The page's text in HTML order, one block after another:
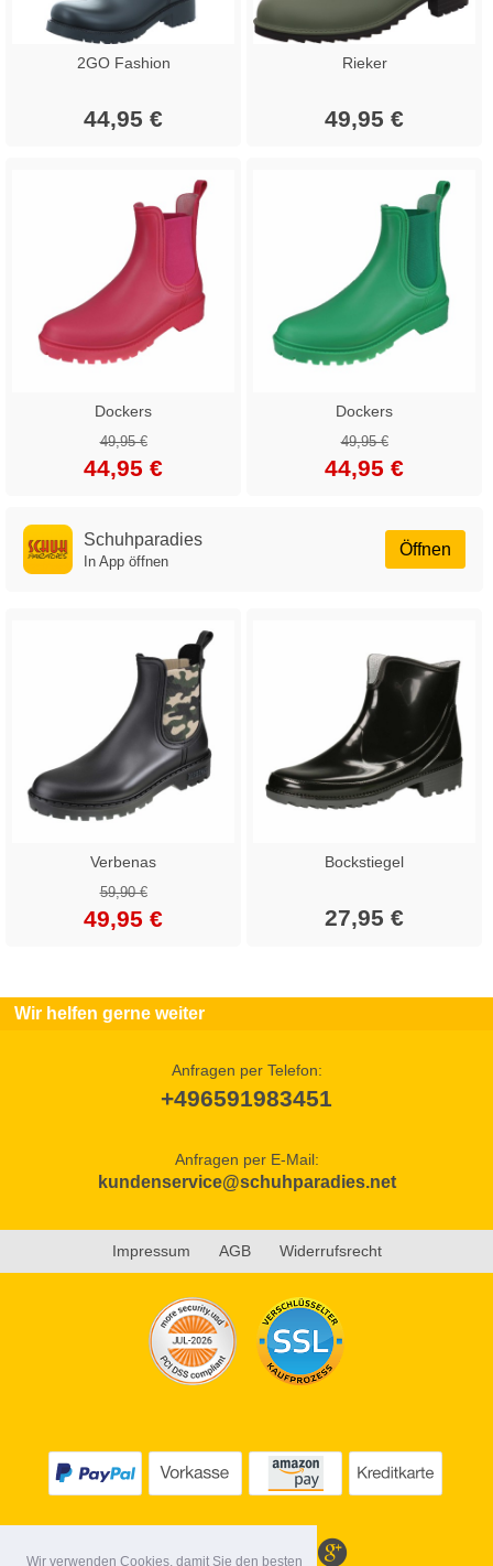
Wir verwenden Cookies, damit Sie den besten
2GO Fashion
44,95 €
Rieker
49,95 €
Dockers
49,95 €
44,95 €
Dockers
49,95 €
44,95 €
Öffnen
Schuhparadies
In App öffnen
Verbenas
59,90 €
49,95 €
Bockstiegel
27,95 €
Wir helfen gerne weiter
Anfragen per Telefon:
+496591983451
Anfragen per E-Mail:
kundenservice@schuhparadies.net
Impressum AGB Widerrufsrecht